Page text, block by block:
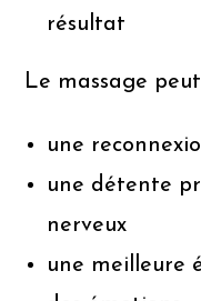
résultat
Le massage
une
une détente
nerveux
une meilleure